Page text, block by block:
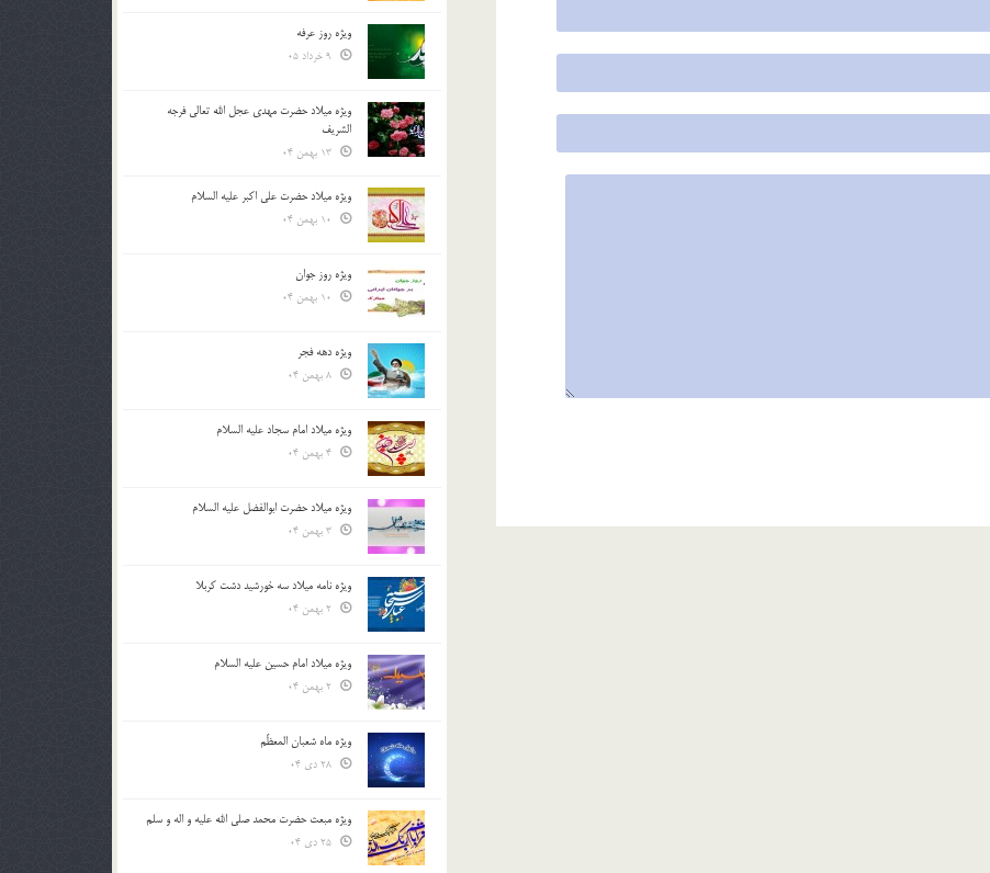
ویژه روز عرفه
ویژه میلاد حضرت مهدی عجل الله تعالی فرجه
الشريف
ویژه میلاد حضرت علی اکبر علیه السلام
ویژه روز جوان
ویژه دهه فجر
ویژه میلاد امام سجاد علیه السلام
ویژه میلاد حضرت ابوالفضل علیه السلام
ویژه نامه میلاد سه خورشید دشت کربلا
ویژه میلاد امام حسین علیه السلام
ویژه ماه شعبان المعظّم
ویژه مبعث حضرت محمد صلی الله علیه و اله و سلم